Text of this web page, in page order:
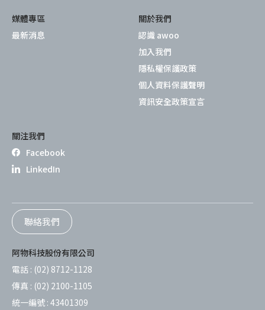
媒體專區
最新消息
關於我們
認識 awoo
加入我們
隱私權保護政策
個人資料保護聲明
資訊安全政策宣言
關注我們
Facebook
LinkedIn
聯絡我們
阿物科技股份有限公司
電話 : (02) 8712-1128
傳真 : (02) 2100-1105
統一編號 : 43401309